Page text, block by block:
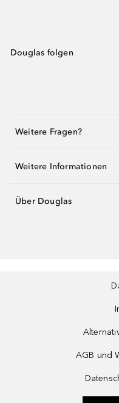
Douglas folgen
Weitere Fragen?
Weitere Informationen
Über Douglas
AGB und